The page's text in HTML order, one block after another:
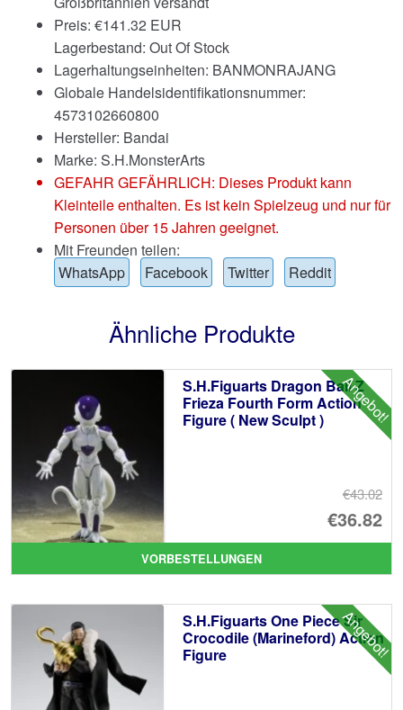
Preis: €141.32 EUR
Lagerbestand: Out Of Stock
Lagerhaltungseinheiten: BANMONRAJANG
Globale Handelsidentifikationsnummer:
4573102660800
Hersteller: Bandai
Marke: S.H.MonsterArts
GEFAHR GEFÄHRLICH: Dieses Produkt kann
Kleinteile enthalten. Es ist kein Spielzeug und nur für
Personen über 15 Jahren geeignet.
Mit Freunden teilen:
WhatsApp
Facebook Twitter Reddit
Ähnliche Produkte
Angebot!
S.H.Figuarts Dragon Ball Z
Frieza Fourth Form Action
Figure ( New Sculpt )
€43.02
€36.82
VORBESTELLUNGEN
Angebot!
S.H.Figuarts One Piece Sir
Crocodile (Marineford) Action
Figure